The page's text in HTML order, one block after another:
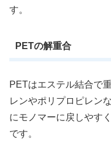
す。
PETの解重合
PETはエステル結合で
レンやポリプロピレン
にモノマーに戻しやす
です。